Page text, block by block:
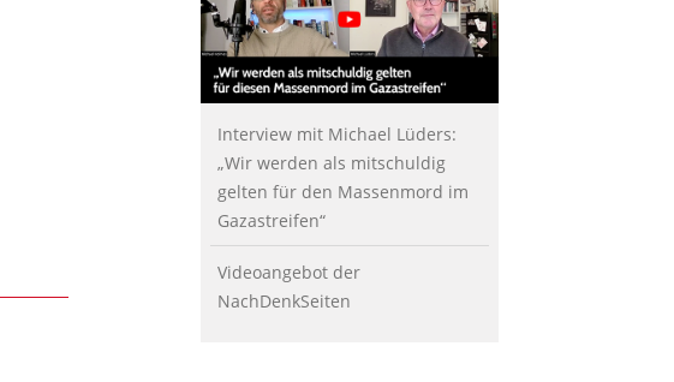
Interview mit Michael Lüders:
„Wir werden als mitschuldig
gelten für den Massenmord im
Gazastreifen“
Videoangebot der
NachDenkSeiten